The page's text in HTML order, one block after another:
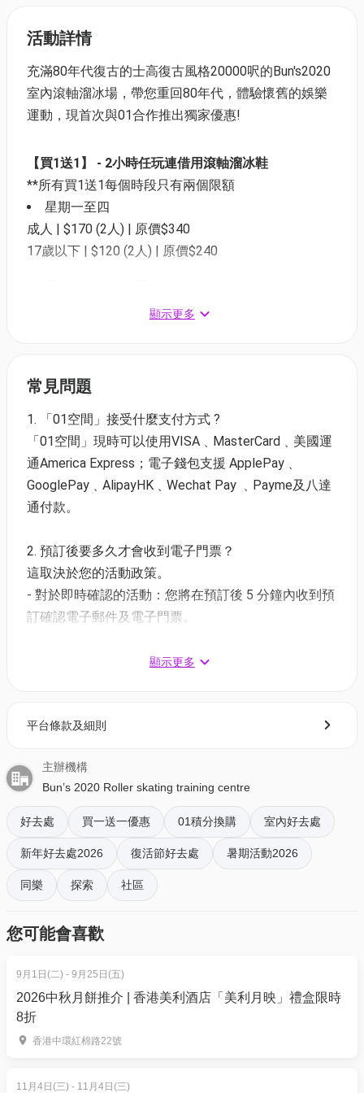
活動詳情
充滿80年代復古的士高復古風格20000呎的Bun's2020
室內滾軸溜冰場，帶您重回80年代，體驗懷舊的娛樂
運動，現首次與01合作推出獨家優惠!
【買1送1】 - 2小時任玩連借用滾軸溜冰鞋
**所有買1送1每個時段只有兩個限額
星期一至四
成人 | $170 (2人) | 原價$340
17歲以下 | $120 (2人) | 原價$240
成人 | $190 (2人) | 原價$380
【門票85折
星期一至四
成人 | $145 (1人) | 原價$170
17歲以下 | $102 (1人) | 原價$120
星期五至日及公眾假期
成人 | $162 (1人) | 原價$190
時段: 星期一至五 13:00-22:00 (最後入場時間 19:00),
星期六、日及公眾假期11:00-22:00(最後入場時間
19:00)
請學員提前一日預訂。
入場進行滾軸溜冰體驗最細的年齡限為 4 歲，最細的
鞋碼為 15cm。
每位學員如要租用滾軸溜冰鞋，必須穿著 中筒長襪(棉
質)，亦可以當場購買或自行攜帶。
所有參加者必須成為 賓仕2020/D2賓仕2020滾軸溜冰
訓練中心學員。(需要填寫場地免責聲明）
如遇包場活動，參加者需要接受改期安排，可於三個
17歲及以下為小童票。
管 2 名小朋友。
體驗前需要填寫免責聲明
https://waiver.roller.app/bunsd2place/
https://waiver.roller.app/bunsrollerskatingarena/ (17歲
顯示更多
常見問題
1. 「01空間」接受什麼支付方式 ?
「01空間」現時可以使用VISA﹑MasterCard﹑美國運
通America Express；電子錢包支援 ApplePay﹑
GooglePay﹑AlipayHK﹑Wechat Pay ﹑Payme及八達
通付款。
2. 預訂後要多久才會收到電子門票？
這取決於您的活動政策。
- 對於即時確認的活動：您將在預訂後 5 分鐘內收到預
訂確認電子郵件及電子門票。
1 - 3 個工作天內發送到您所登記的電郵地址。
- 會員可以下載《香港01》流動應用程式(APP) ，並以
按「門票」> 點擊相關活動電子門票；
- 透過訂單電郵內按「查看電子票」連結; 部份活動設
有電子門票附件(PDF)。
4. 我預訂了活動，但還沒收到確認電郵，該怎樣辦？
- 如果仍未能找到確認電郵，你可以電郵到
01space@hk01.com 與我們聯絡。
5. 下單後，我可以修改訂單或申請退款嗎？
訂單確認後，不設修改及退款，如需更多協助，請電
郵到 01space@hk01.com。
6. 如何賺取及使用 01 積分？
顯示更多
平台條款及細則
主辦機構
Bun’s 2020 Roller skating training centre
好去處 買一送一優惠 01積分換購 室內好去處
新年好去處2026 復活節好去處 暑期活動2026
同樂 探索 社區
您可能會喜歡
9月1日(二) - 9月25日(五)
2026中秋月餅推介 | 香港美利酒店「美利月映」禮盒限時
8折
香港中環紅棉路22號
11月4日(三) - 11月4日(三)